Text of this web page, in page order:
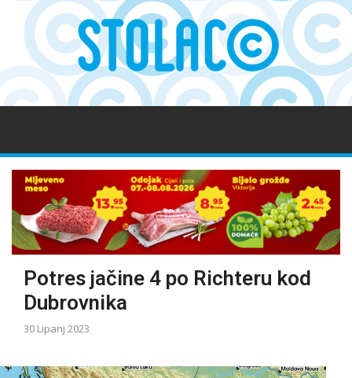
Potres jačine 4 po Richteru kod
Dubrovnika
30 Lipanj 2023